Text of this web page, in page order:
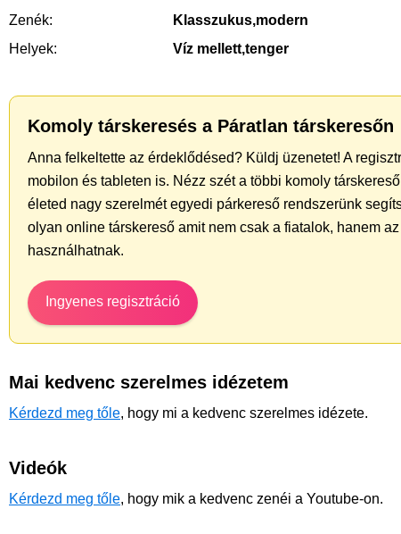
Zenék:
Klasszukus,modern
Helyek:
Víz mellett,tenger
Komoly társkeresés a Páratlan társkeresőn
Anna felkeltette az érdeklődésed? Küldj üzenetet! A
mobilon és tableten is. Nézz szét a többi komoly
életed nagy szerelmét egyedi párkereső rendszerünk
olyan online társkereső amit nem csak a fiatalok, hanem
használhatnak.
Ingyenes regisztráció
Mai kedvenc szerelmes idézetem
Kérdezd meg tőle, hogy mi a kedvenc szerelmes idézete.
Videók
Kérdezd meg tőle, hogy mik a kedvenc zenéi a Youtube-on.